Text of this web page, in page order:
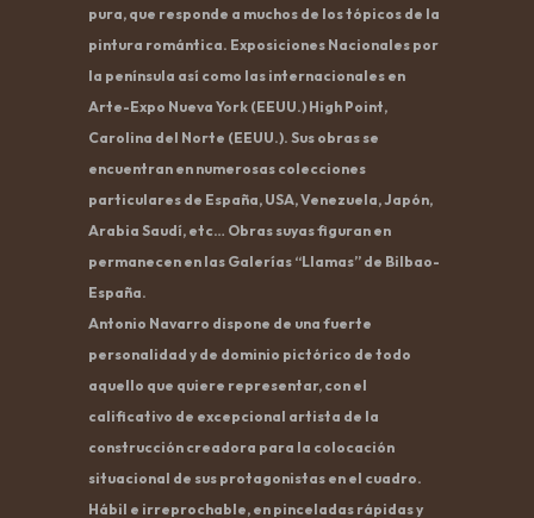
pura, que responde a muchos de los tópicos de la
pintura romántica. Exposiciones Nacionales por
la península así como las internacionales en
Arte-Expo Nueva York (EEUU.) High Point,
Carolina del Norte (EEUU.). Sus obras se
encuentran en numerosas colecciones
particulares de España, USA, Venezuela, Japón,
Arabia Saudí, etc… Obras suyas figuran en
permanecen en las Galerías “Llamas” de Bilbao-
España.
Antonio Navarro dispone de una fuerte
personalidad y de dominio pictórico de todo
aquello que quiere representar, con el
calificativo de excepcional artista de la
construcción creadora para la colocación
situacional de sus protagonistas en el cuadro.
Hábil e irreprochable, en pinceladas rápidas y